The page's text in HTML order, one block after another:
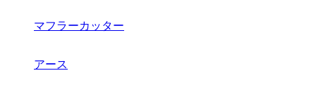
マフラーカッター
アース